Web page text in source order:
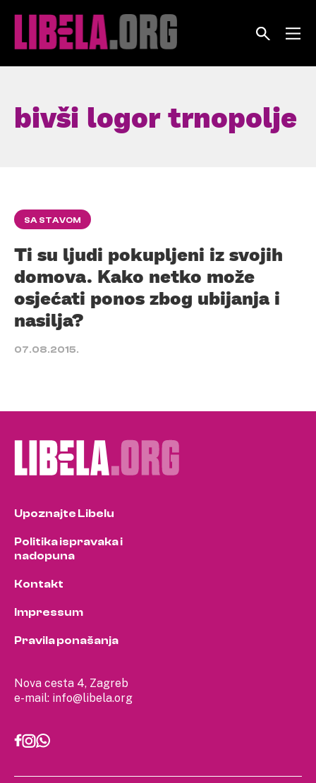
bivši logor trnopolje
SA STAVOM
Ti su ljudi pokupljeni iz svojih
domova. Kako netko može
osjećati ponos zbog ubijanja i
nasilja?
07.08.2015.
Nova cesta 4, Zagreb
e-mail: info@libela.org
Upoznajte Libelu
Politika ispravaka i
nadopuna
Kontakt
Impressum
Pravila ponašanja